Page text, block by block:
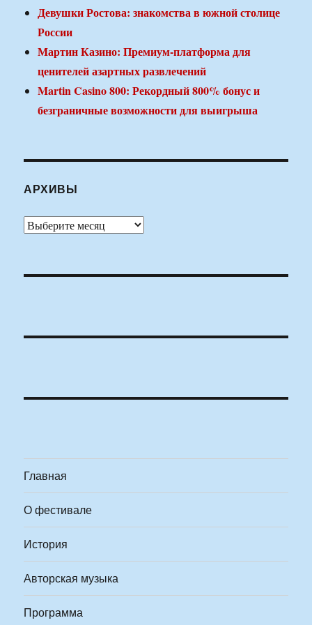
Девушки Ростова: знакомства в южной столице
России
Мартин Казино: Премиум-платформа для
ценителей азартных развлечений
Martin Casino 800: Рекордный 800% бонус и
безграничные возможности для выигрыша
АРХИВЫ
Архивы
Главная
О фестивале
История
Авторская музыка
Программа